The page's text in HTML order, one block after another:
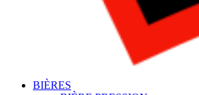
BIÈRES